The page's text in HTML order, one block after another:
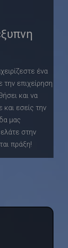
ένα
επιχείρηση
και να
εσείς την
μας
στην
πράξη!